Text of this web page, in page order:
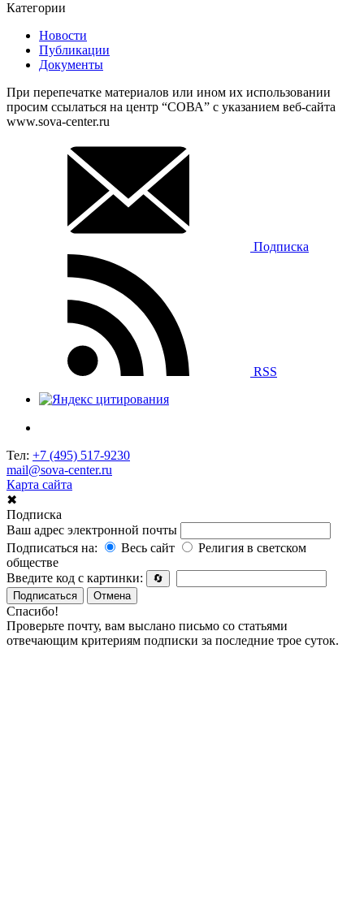
Категории
Новости
Публикации
Документы
При перепечатке материалов или ином их использовании
просим ссылаться на центр “СОВА” с указанием веб-сайта
www.sova-center.ru
Подписка
RSS
Тел: +7 (495) 517-9230
mail@sova-center.ru
Карта сайта
✖
Подписка
Ваш адрес электронной почты
Подписаться на:
Весь сайт
Религия в светском
обществе
Введите код с картинки:
🔄
Подписаться
Отмена
Спасибо!
Проверьте почту, вам выслано письмо со статьями
отвечающим критериям подписки за последние трое суток.